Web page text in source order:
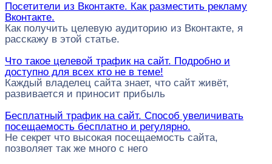
Посетители из Вконтакте. Как разместить рекламу
Вконтакте.
Как получить целевую аудиторию из Вконтакте, я
расскажу в этой статье.
Что такое целевой трафик на сайт. Подробно и
доступно для всех кто не в теме!
Каждый владелец сайта знает, что сайт живёт,
развивается и приносит прибыль
Бесплатный трафик на сайт. Способ увеличивать
посещаемость бесплатно и регулярно.
Не секрет что высокая посещаемость сайта,
позволяет так же много с него